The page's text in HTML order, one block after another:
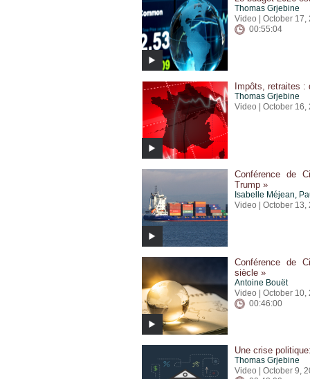
Thomas Grjebine
Video | October 17,
00:55:04
Impôts, retraites :
Thomas Grjebine
Video | October 16,
Conférence de
Trump »
Isabelle Méjean,
Video | October 13,
Conférence de
siècle »
Antoine Bouët
Video | October 10,
00:46:00
Une crise
Thomas Grjebine
Video | October 9,